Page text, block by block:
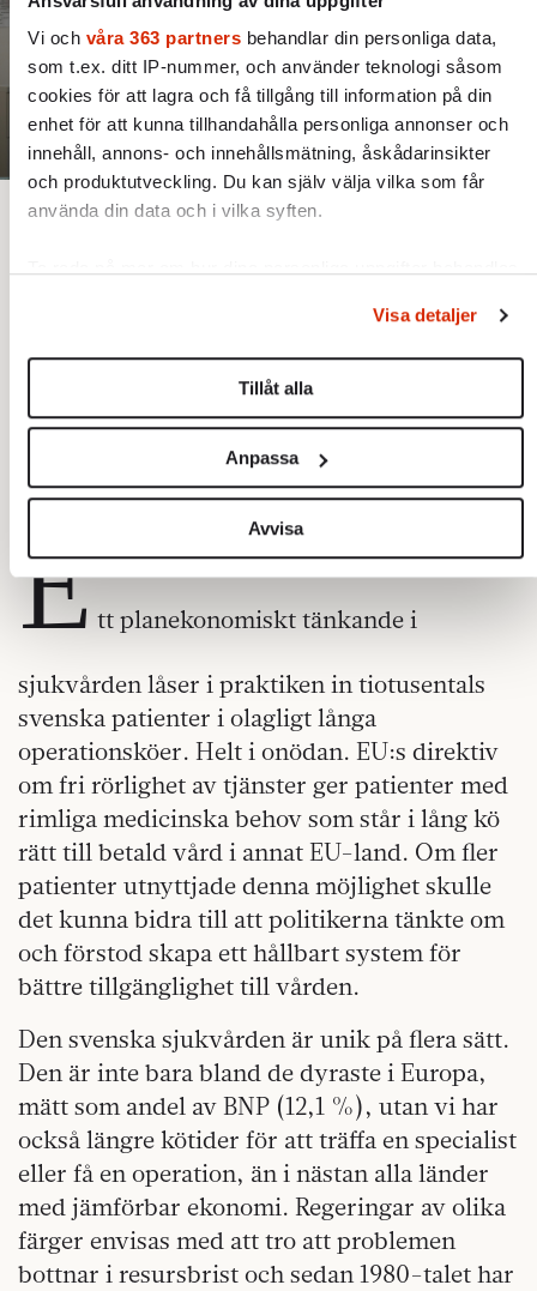
Vi och våra 363 partners behandlar din personliga data,
som t.ex. ditt IP-nummer, och använder teknologi såsom
cookies för att lagra och få tillgång till information på din
enhet för att kunna tillhandahålla personliga annonser och
innehåll, annons- och innehållsmätning, åskådarinsikter
och produktutveckling. Du kan själv välja vilka som får
använda din data och i vilka syften.
ändra eller dra tillbaka ditt samtycke när som helst från
cookie-förklaringen.
Vi använder enhetsidentifierare för att anpassa innehållet
sociala medier och analysera vår trafik. Vi vidarebefordrar
även sådana identifierare och annan information från din
enhet till de sociala medier och annons- och analysföretag
som vi samarbetar med. Dessa kan i sin tur kombinera
informationen med annan information som du har
tillhandahållit eller som de har samlat in när du har använt
Om du vill läsa mer om hur vi hanterar personuppgifter kan
du göra dethär.
Visa detaljer
Tillåt alla
Anpassa
Avvisa
Publicerad 2026-05-27
Det här är en argumenterande text. Alla åsikter är
skribentens egna.
E tt planekonomiskt tänkande i
sjukvården låser i praktiken in tiotusentals
svenska patienter i olagligt långa
operationsköer. Helt i onödan. EU:s direktiv
om fri rörlighet av tjänster ger patienter med
rimliga medicinska behov som står i lång kö
rätt till betald vård i annat EU-land. Om fler
patienter utnyttjade denna möjlighet skulle
det kunna bidra till att politikerna tänkte om
och förstod skapa ett hållbart system för
bättre tillgänglighet till vården.
Den svenska sjukvården är unik på flera sätt.
Den är inte bara bland de dyraste i Europa,
mätt som andel av BNP (12,1 %), utan vi har
också längre kötider för att träffa en specialist
eller få en operation, än i nästan alla länder
med jämförbar ekonomi. Regeringar av olika
färger envisas med att tro att problemen
bottnar i resursbrist och sedan 1980-talet har